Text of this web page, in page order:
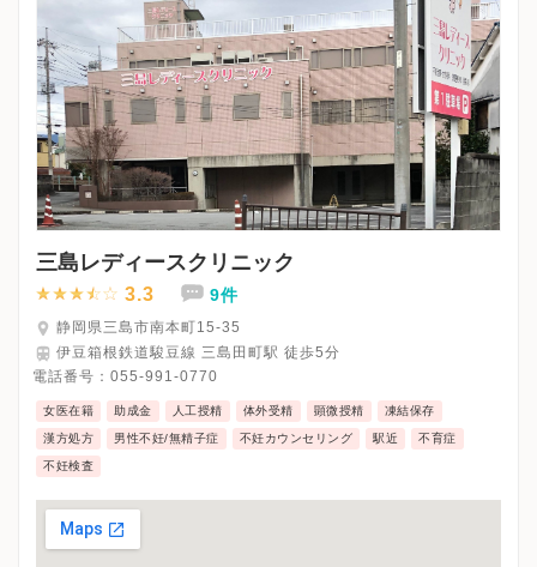
三島レディースクリニック
3.3 9件
静岡県三島市南本町15-35
伊豆箱根鉄道駿豆線 三島田町駅 徒歩5分
電話番号： 055-991-0770
女医在籍 助成金 人工授精 体外受精 顕微授精 凍結保存
漢方処方 男性不妊/無精子症 不妊カウンセリング 駅近 不育症
不妊検査